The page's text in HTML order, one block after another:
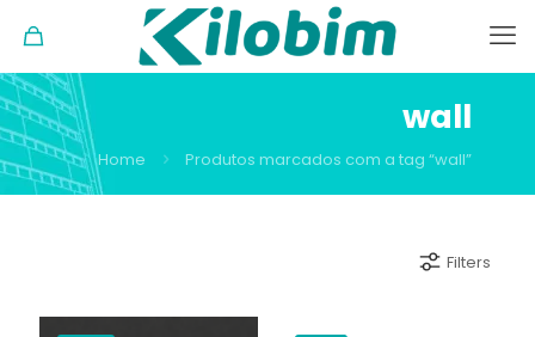
wall
Home Produtos marcados com a tag “wall”
Filters